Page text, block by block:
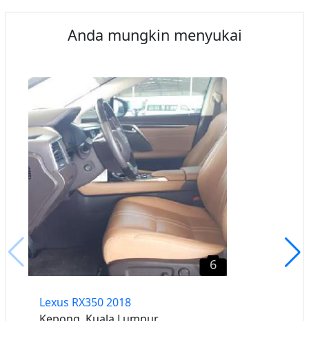
Anda mungkin menyukai
6
Lexus RX350 2018
Kepong, Kuala Lumpur